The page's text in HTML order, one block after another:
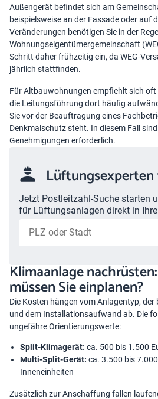
Außengerät befindet sich am
beispielsweise an der Fassade oder auf
Veränderungen benötigen Sie in der
Wohnungseigentümergemeinschaft
Schritt daher frühzeitig ein, da WEG-
jährlich stattfinden.
Für Altbauwohnungen empfiehlt sich oft
die Leitungsführung dort häufig
Sie vor der Beauftragung eines
Denkmalschutz steht. In diesem Fall
Genehmigungen erforderlich.
Lüftungsexperten
Jetzt Postleitzahl-Suche starten
für Lüftungsanlagen direkt in
Klimaanlage
müssen Sie einplanen?
Die Kosten hängen vom Anlagentyp,
und dem Installationsaufwand ab. Die
ungefähre Orientierungswerte:
Split-Klimagerät: ca. 500 bis 1.500
Multi-Split-Gerät: ca. 3.500 bis
Inneneinheiten
Zusätzlich zur Anschaffung fallen